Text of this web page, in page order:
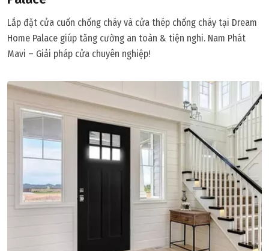
Lắp đặt cửa cuốn chống cháy và cửa thép chống cháy tại Dream
Home Palace giúp tăng cường an toàn & tiện nghi. Nam Phát
Mavi – Giải pháp cửa chuyên nghiệp!